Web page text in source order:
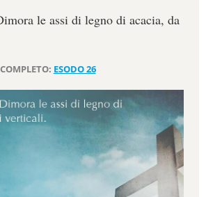
le assi di legno di acacia, da
ESODO 26